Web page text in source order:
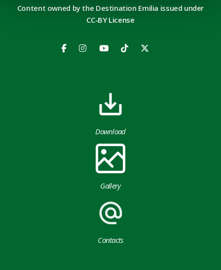
Content owned by the Destination Emilia issued under
CC-BY License
Download
Gallery
Contacts